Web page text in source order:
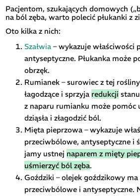
Pacjentom, szukających domowych
na ból zęba, warto polecić płukanki z
Oto kilka z nich:
Szałwia– wykazuje właściwości
antyseptyczne. Płukanka może
obrzęk.
Rumianek – surowiec z tej
łagodzące i sprzyja redukcji stanu
z naparu rumianku może pomóc
dziąsła i złagodzić ból.
Mięta pieprzowa – wykazuje
przeciwbólowe, antyseptyczne i
jamy ustnej naparem z mięty
uśmierzyć ból zęba.
Goździki – olejek goździkowy ma
przeciwbólowe i antyseptyczne.